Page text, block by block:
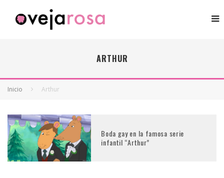
ARTHUR
Inicio Arthur
Boda gay en la famosa serie
infantil “Arthur”